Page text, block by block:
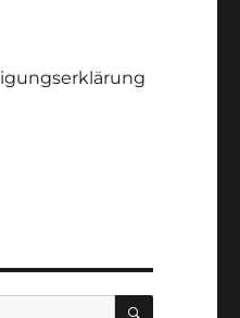
SUCHEN